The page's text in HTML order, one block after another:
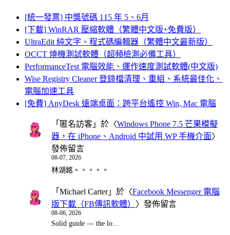
[統一發票] 中獎號碼 115 年 5、6月
[下載] WinRAR 壓縮軟體（繁體中文版+免費版）
UltraEdit 純文字、程式碼編輯器（繁體中文最新版）
OCCT 燒機測試軟體（超頻檢測必備工具）
PerformanceTest 電腦效能、運作速度測試軟體(中文版)
Wise Registry Cleaner 登錄檔清理、重組、系統最佳化、
電腦加速工具
[免費] AnyDesk 遠端桌面：跨平台遙控 Win, Mac 電腦
「 匿名訪客 」於〈Windows Phone 7.5 芒果模擬
器，在 iPhone、Android 中試用 WP 手機介面〉
發佈留言
08-07, 2026
林湖銘。。。。。
「 Michael Carter」於〈Facebook Messenger 電腦
版下載（FB傳訊軟體） 〉發佈留言
08-06, 2026
Solid guide — the lo…